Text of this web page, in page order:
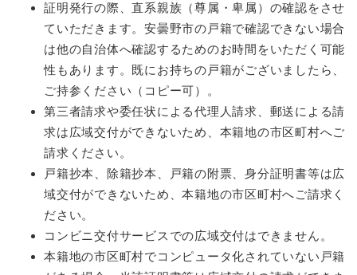
証明発行の際、直系親族（尊属・卑属）の確認をさせ
ていただきます。安曇野市の戸籍で確認できない場合
は他の自治体へ確認するためのお時間をいただく可能
性もあります。既にお持ちの戸籍がございましたら、
ご持参ください（コピー可）。
第三者請求や委任状による代理人請求、郵送による請
求は広域交付ができないため、本籍地の市区町村へご
請求ください。
戸籍抄本、除籍抄本、戸籍の附票、身分証明書等は広
域交付ができないため、本籍地の市区町村へご請求く
ださい。
コンビニ交付サービスでの広域交付はできません。
本籍地の市区町村でコンピュータ化されていない戸籍